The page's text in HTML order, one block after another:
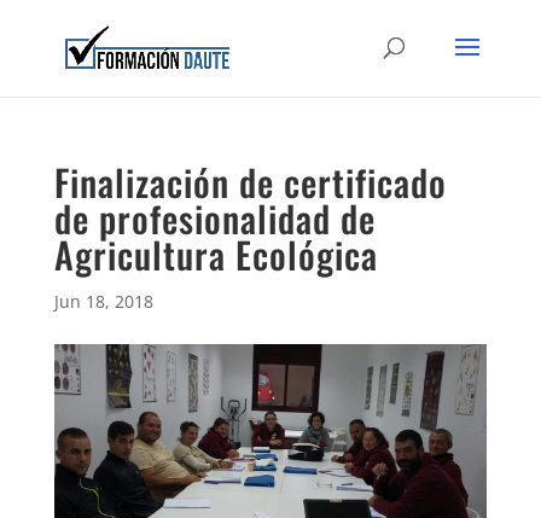
Finalización de certificado
de profesionalidad de
Agricultura Ecológica
Jun 18, 2018